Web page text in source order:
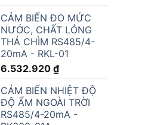
CẢM BIẾN ĐO MỨC
NƯỚC, CHẤT LỎNG
THẢ CHÌM RS485/4-
20mA - RKL-01
6.532.920 ₫
CẢM BIẾN NHIỆT ĐỘ
ĐỘ ẨM NGOÀI TRỜI
RS485/4-20mA -